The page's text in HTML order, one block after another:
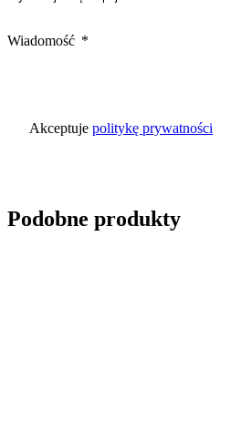
Wiadomość
Akceptuje politykę prywatności
Podobne produkty